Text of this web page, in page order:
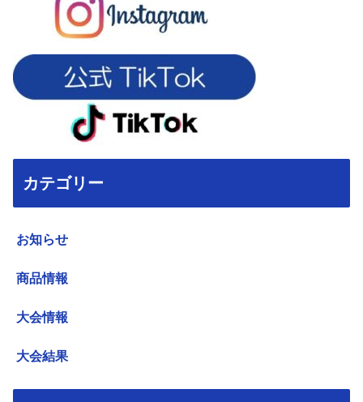
カテゴリー
お知らせ
商品情報
大会情報
大会結果